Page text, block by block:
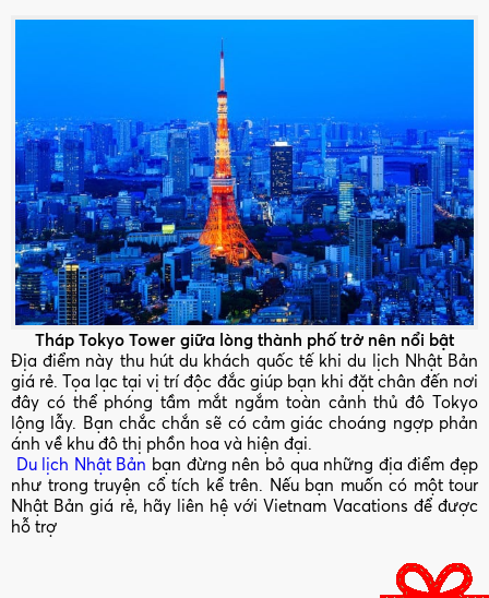
Tháp Tokyo Tower giữa lòng thành phố trở nên nổi bật
Địa điểm này thu hút du khách quốc tế khi du lịch Nhật Bản
giá rẻ. Tọa lạc tại vị trí độc đắc giúp bạn khi đặt chân đến nơi
đây có thể phóng tầm mắt ngắm toàn cảnh thủ đô Tokyo
lộng lẫy. Bạn chắc chắn sẽ có cảm giác choáng ngợp phản
ánh về khu đô thị phồn hoa và hiện đại.
Du lịch Nhật Bản bạn đừng nên bỏ qua những địa điểm đẹp
như trong truyện cổ tích kể trên. Nếu bạn muốn có một tour
Nhật Bản giá rẻ, hãy liên hệ với Vietnam Vacations để được
hỗ trợ